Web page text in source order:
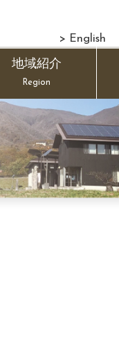
> English
地域紹介
Region